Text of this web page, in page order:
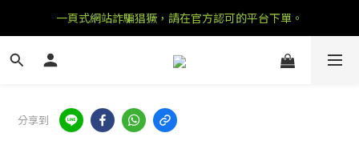
一頁式網站詐騙猖獗，請在官方認可的平台下單。
分享到